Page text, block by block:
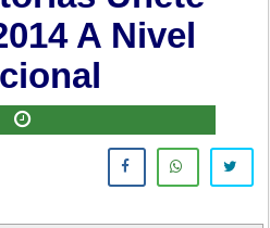
A Nivel